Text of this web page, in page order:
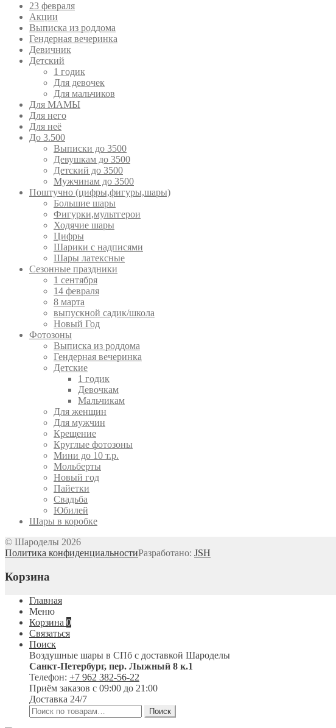
23 февраля
Акции
Выписка из роддома
Гендерная вечеринка
Девичник
Детский
1 годик
Для девочек
Для мальчиков
Для МАМЫ
Для него
Для неё
До 3.500
Выписки до 3500
Девушкам до 3500
Детский до 3500
Мужчинам до 3500
Поштучно (цифры,фигуры,шары)
Большие шары
Фигурки,мультгерои
Ходячие шары
Цифры
Шарики с надписями
Шары латексные
Сезонные праздники
1 сентября
14 февраля
8 марта
выпускной садик/школа
Новый Год
Фотозоны
Выписка из роддома
Гендерная вечеринка
Детские
1 годик
Девочкам
Мальчикам
Для женщин
Для мужчин
Крещение
Круглые фотозоны
Мини до 10 т.р.
Мольберты
Новый год
Пайетки
Свадьба
Юбилей
Шары в коробке
© Шароделы 2026
Политика конфиденциальностиРазработано: JSH
Корзина
Главная
Меню
Корзина 0
Связаться
Поиск
Воздушные шары в СПб с доставкой Шароделы
Санкт-Петербург, пер. Лыжный 8 к.1
Телефон: +7 962 382-56-22
Приём заказов с 09:00 до 21:00
Доставка 24/7
Искать:
Поиск